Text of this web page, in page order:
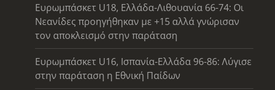
Ευρωμπάσκετ U18, Ελλάδα-Λιθουανία 66-74: Οι
Νεανίδες προηγήθηκαν με +15 αλλά γνώρισαν
τον αποκλεισμό στην παράταση
Ευρωμπάσκετ U16, Ισπανία-Ελλάδα 96-86: Λύγισε
στην παράταση η Εθνική Παίδων